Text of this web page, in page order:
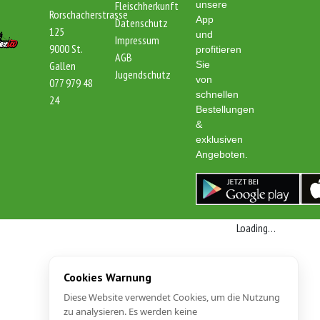
Rorschacherstrasse
125
9000 St.
Gallen
077 979 48
24
Cookies Warnung
Diese Website verwendet Cookies, um die Nutzung
zu analysieren. Es werden keine
Fleischherkunft
Datenschutz
Impressum
AGB
Jugendschutz
unsere
App
und
profitieren
Sie
von
schnellen
Bestellungen
&
exklusiven
Angeboten.
Loading…